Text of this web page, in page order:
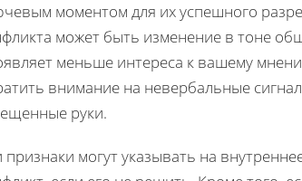
моментом для их успешного
может быть изменение в тоне
меньше интереса к вашему
внимание на невербальные
руки.
признаки могут указывать на